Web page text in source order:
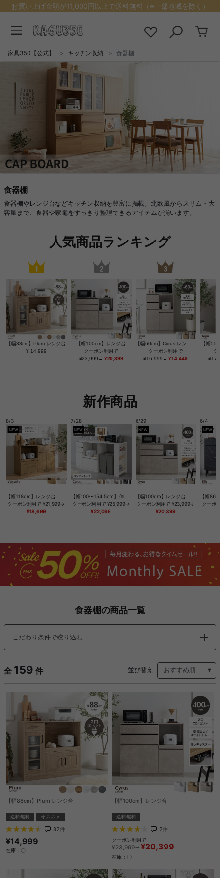
お買い上げ金額が11,000円以上で送料無料（※一部地域を除く）
家具350【公式】 キッチン収納 食器棚
食器棚
食器棚やレンジ台などキッチン収納を豊富に掲載。北欧風からスリム・大
容量まで、食器や家電をすっきり整理できるアイテムが揃います。
人気商品ランキング
【幅88cm】Plum レンジ台
¥ 14,999
【幅100cm】レンジ台
クーポン利用で
¥23,999→ ¥20,399
クーポン利用で
¥16,999→ ¥14,449
【幅
ク
新作商品
8/3
【幅118cm】レンジ台
クーポン利用で ¥21,999→
¥18,699
7/28
【幅100〜154.5cm】伸縮スライド台付きキッチンカウンター
クーポン利用で¥25,999→
¥22,099
6/29
【幅100cm】レンジ台
クーポン利用で ¥23,999→
¥20,399
6/4
クーポ
食器棚の商品一覧
こだわり条件で絞り込む
全 159 件 並び替え
【幅88cm】Plum レンジ台
送料無料 オススメ
82件
¥14,999
在庫：〇
【幅100cm】レンジ台
送料無料
2件
クーポン利用で
¥23,999→ ¥20,399
在庫：〇